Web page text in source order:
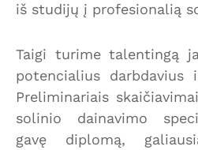
iš studijų į profesionalią
Taigi turime talentingą
potencialius darbdavius
Preliminariais
solinio dainavimo
gavę diplomą,